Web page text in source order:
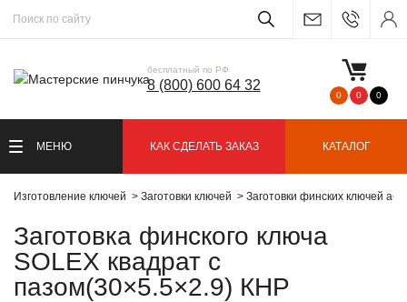
бесплатный по РФ
8 (800) 600 64 32
0 0 0
МЕНЮ КАК СДЕЛАТЬ ЗАКАЗ КАТАЛОГ
Изготовление ключей Заготовки ключей Заготовки финских ключей
Заготовка финского ключа
SOLEX квадрат с
пазом(30×5.5×2.9) КНР